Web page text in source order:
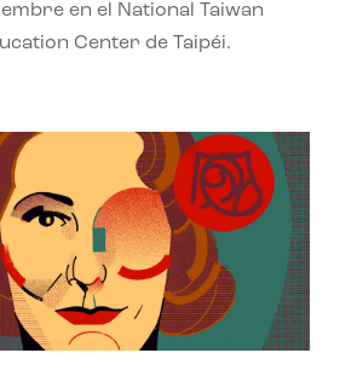
en el National Taiwan
Center de Taipéi.